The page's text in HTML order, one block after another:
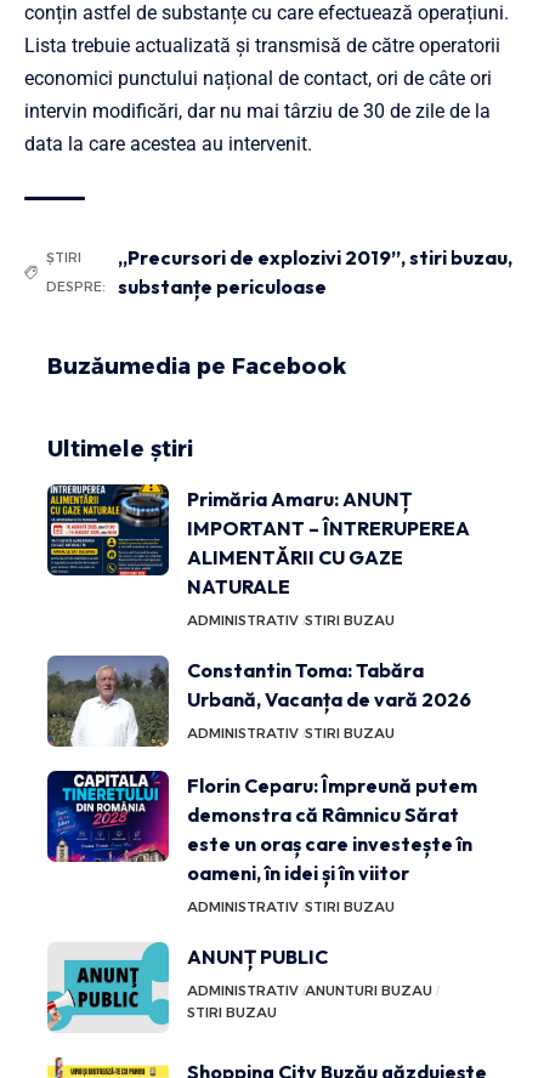
conțin astfel de substanțe cu care efectuează operațiuni.
Lista trebuie actualizată şi transmisă de către operatorii
economici punctului național de contact, ori de câte ori
intervin modificări, dar nu mai târziu de 30 de zile de la
data la care acestea au intervenit.
ȘTIRI
DESPRE:
„Precursori de explozivi 2019”,stiri buzau,
substanțe periculoase
Buzăumedia pe Facebook
Ultimele știri
Primăria Amaru: ANUNȚ
IMPORTANT – ÎNTRERUPEREA
ALIMENTĂRII CU GAZE
NATURALE
ADMINISTRATIV STIRI BUZAU
Constantin Toma: Tabăra
Urbană, Vacanța de vară 2026
ADMINISTRATIV STIRI BUZAU
Florin Ceparu: Împreună putem
demonstra că Râmnicu Sărat
este un oraș care investește în
oameni, în idei și în viitor
ADMINISTRATIV STIRI BUZAU
ANUNȚ PUBLIC
ADMINISTRATIV ANUNTURI BUZAU
STIRI BUZAU
Shopping City Buzău găzduiește